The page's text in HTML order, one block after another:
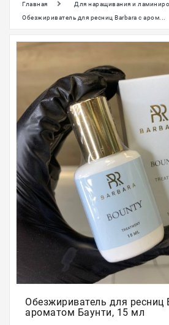
Для
наращивания и
ресниц
волос
Для
депиляции
Электрооборудование
Парафинотерапия
Подарочные
Подарочная
Главная
Для наращивания и
Обезжириватель для ресниц Barbara с аром...
Обезжириватель для ресниц
ароматом Баунти, 15 мл